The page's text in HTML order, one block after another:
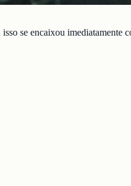
se encaixou imediatamente